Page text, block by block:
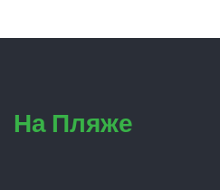
На Пляже